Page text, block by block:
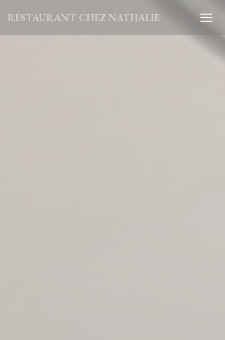
RESTAURANT CHEZ NATHALIE